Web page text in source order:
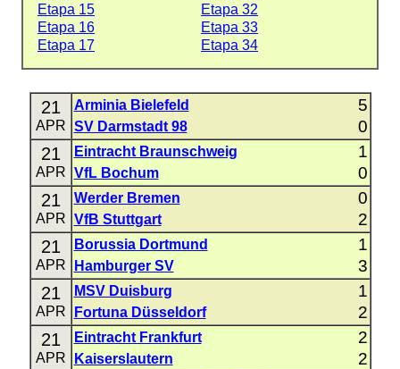
Etapa 15
Etapa 32
Etapa 16
Etapa 33
Etapa 17
Etapa 34
21
APR
Arminia Bielefeld 5
SV Darmstadt 98 0
21
APR
Eintracht Braunschweig 1
VfL Bochum 0
21
APR
Werder Bremen 0
VfB Stuttgart 2
21
APR
Borussia Dortmund 1
Hamburger SV 3
21
APR
MSV Duisburg 1
Fortuna Düsseldorf 2
21
APR
Eintracht Frankfurt 2
Kaiserslautern 2